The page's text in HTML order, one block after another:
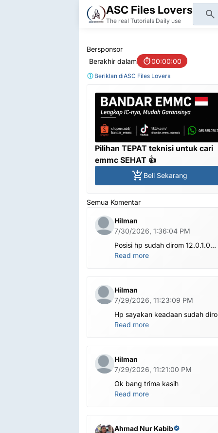
ASC Files Lovers
The real Tutorials Daily use
Bersponsor
Berakhir dalam
00:00:00
Beriklan diASC Files Lovers
Pilihan TEPAT teknisi untuk cari
emmc SEHAT 👍
Beli Sekarang
Semua Komentar
Hilman
7/30/2026, 1:36:04 PM
Posisi hp sudah dirom 12.0.1.0
.habis ubl apa perlu flash Rom
Read more
Hilman
7/29/2026, 11:23:09 PM
Hp sayakan keadaan sudah
global.apa harus ditest poin dlu
Read more
Hilman
7/29/2026, 11:21:00 PM
Ok bang trima kasih
Read more
Ahmad Nur Kabib